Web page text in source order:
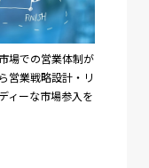
場での営業体制が
営業戦略設計・リ
ィーな市場参入を